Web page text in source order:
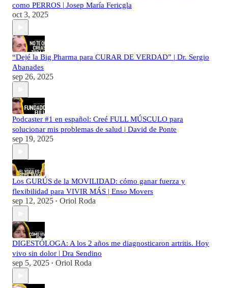
como PERROS | Josep María Fericgla
oct 3, 2025
“Dejé la Big Pharma para CURAR DE VERDAD” | Dr. Sergio
Abanades
sep 26, 2025
Podcaster #1 en español: Creé FULL MÚSCULO para
solucionar mis problemas de salud | David de Ponte
sep 19, 2025
Los GURÚS de la MOVILIDAD: cómo ganar fuerza y
flexibilidad para VIVIR MÁS | Enso Movers
sep 12, 2025 • Oriol Roda
DIGESTÓLOGA: A los 2 años me diagnosticaron artritis. Hoy
vivo sin dolor | Dra Sendino
sep 5, 2025 • Oriol Roda